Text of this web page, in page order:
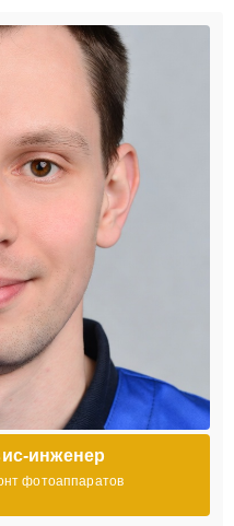
инженер
фотоаппаратов